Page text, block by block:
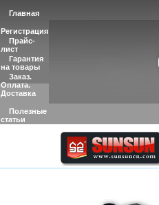
Главная
Регистрация
Прайс-
лист
Гарантия
на товары
Заказ.
Оплата.
Доставка
Полезные
статьи